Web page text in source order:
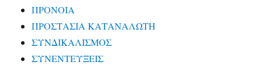
ΠΡΟΝΟΙΑ
ΠΡΟΣΤΑΣΙΑ ΚΑΤΑΝΑΛΩΤΗ
ΣΥΝΔΙΚΑΛΙΣΜΟΣ
ΣΥΝΕΝΤΕΥΞΕΙΣ